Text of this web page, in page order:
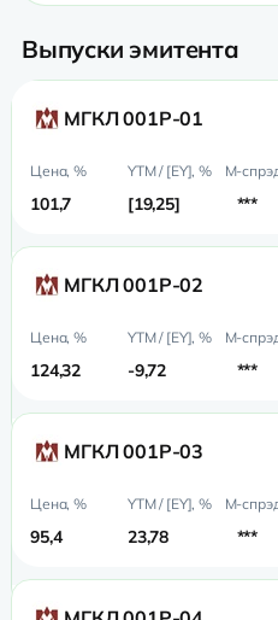
Выпуски эмитента
МГКЛ 001Р-01
101,7 19,25 ***
МГКЛ 001Р-02
124,32 -9,72 ***
МГКЛ 001Р-03
95,4 23,78 ***